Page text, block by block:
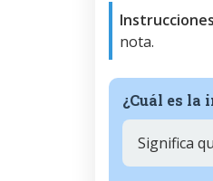
nota.
¿Cuál es la
Significa